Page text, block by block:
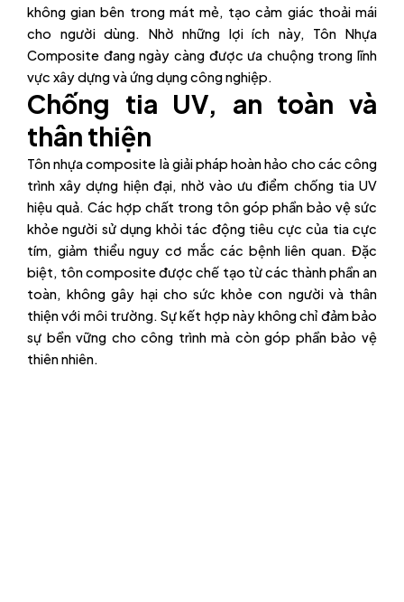
không gian bên trong mát mẻ, tạo cảm giác thoải mái
cho người dùng. Nhờ những lợi ích này, Tôn Nhựa
Composite đang ngày càng được ưa chuộng trong lĩnh
vực xây dựng và ứng dụng công nghiệp.
Chống tia UV, an toàn và
thân thiện
Tôn nhựa composite là giải pháp hoàn hảo cho các công
trình xây dựng hiện đại, nhờ vào ưu điểm chống tia UV
hiệu quả. Các hợp chất trong tôn góp phần bảo vệ sức
khỏe người sử dụng khỏi tác động tiêu cực của tia cực
tím, giảm thiểu nguy cơ mắc các bệnh liên quan. Đặc
biệt, tôn composite được chế tạo từ các thành phần an
toàn, không gây hại cho sức khỏe con người và thân
thiện với môi trường. Sự kết hợp này không chỉ đảm bảo
sự bền vững cho công trình mà còn góp phần bảo vệ
thiên nhiên.